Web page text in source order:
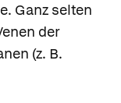
Ganz selten
der
(z. B.